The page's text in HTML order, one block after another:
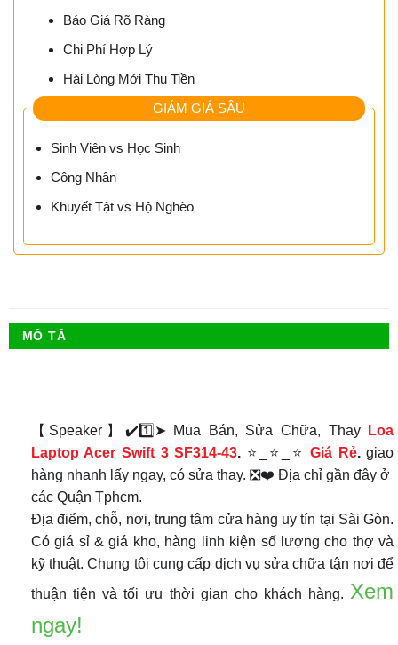
Báo Giá Rõ Ràng
Chi Phí Hợp Lý
Hài Lòng Mới Thu Tiền
GIẢM GIÁ SÂU
Sinh Viên vs Học Sinh
Công Nhân
Khuyết Tật vs Hộ Nghèo
MÔ TẢ
【Speaker】✔️1️⃣➤ Mua Bán, Sửa Chữa, Thay
Loa
Laptop Acer Swift 3 SF314-43. ⭐_⭐_⭐ Giá Rẻ.giao
hàng nhanh lấy ngay, có sửa thay. ❎❤️ Địa chỉ gần đây ở
các Quận Tphcm.
Địa điểm, chỗ, nơi, trung tâm cửa hàng uy tín tại Sài Gòn.
Có giá sỉ & giá kho, hàng linh kiện số lượng cho thợ và
kỹ thuật. Chung tôi cung cấp dịch vụ sửa chữa tận nơi để
thuận tiện và tối ưu thời gian cho khách hàng. Xem
ngay!